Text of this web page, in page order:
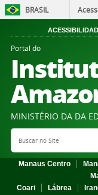
BRASIL
Portal do
MINISTÉRIO DA DA
Search Site
Manaus Centro
Coari
Lábrea